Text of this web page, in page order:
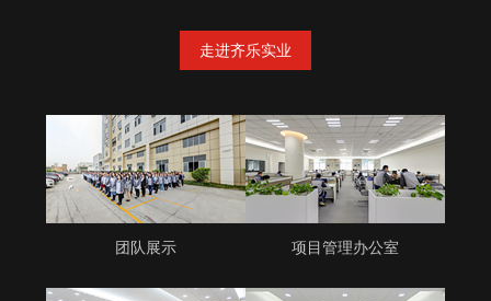
走进齐乐实业
团队展示 项目管理办公室